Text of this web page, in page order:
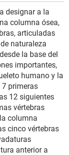
designar a la
columna ósea,
articuladas
naturaleza
la base del
importantes,
humano y la
primeras
12 siguientes
vértebras
columna
cinco vértebras
anterior a